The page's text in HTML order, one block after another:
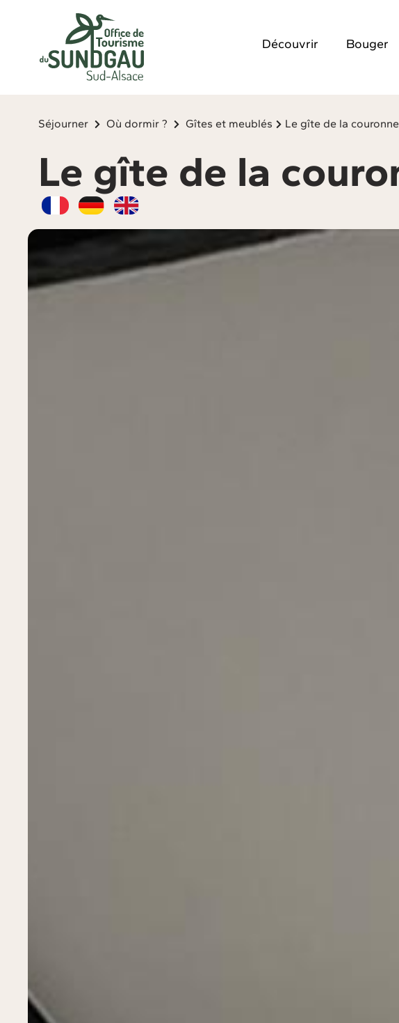
Découvrir Bouger
Séjourner Où dormir ? Gîtes et meublés Le gîte de la
Le gîte de la